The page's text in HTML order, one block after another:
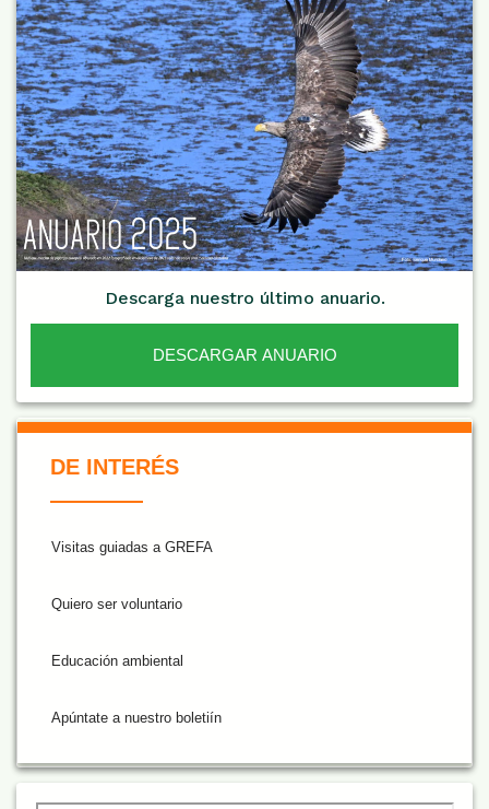
Descarga nuestro último anuario.
DESCARGAR ANUARIO
De Interés NARANJA
DE INTERÉS
Visitas guiadas a GREFA
Quiero ser voluntario
Educación ambiental
Apúntate a nuestro boletiín